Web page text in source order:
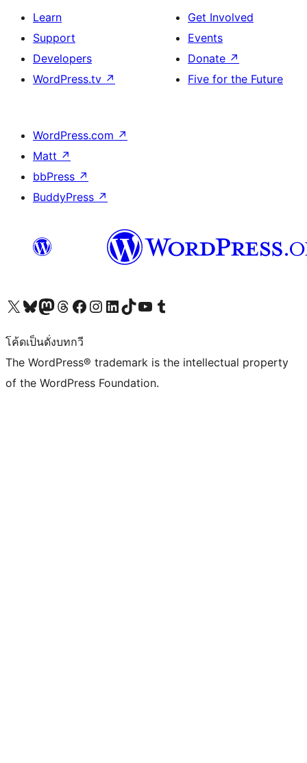
Learn
Support
Developers
WordPress.tv ↗
Get Involved
Events
Donate ↗
Five for the Future
WordPress.com ↗
Matt ↗
bbPress ↗
BuddyPress ↗
Visit our X (formerly Twitter) account
Visit our Bluesky account
Visit our Mastodon account
Visit our Threads account
Visit our Facebook page
Visit our Instagram account
Visit our LinkedIn account
Visit our TikTok account
Visit our YouTube channel
Visit our Tumblr account
โค้ดเป็นดั่งบทกวี
The WordPress® trademark is the intellectual property
of the WordPress Foundation.